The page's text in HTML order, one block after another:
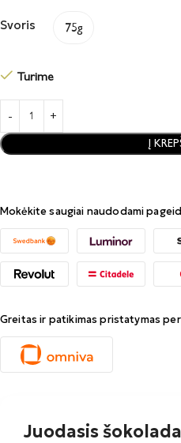
Svoris 75g
Turime
Į
Mokėkite saugiai naudodami
Greitas ir patikimas pristatymas
Juodasis